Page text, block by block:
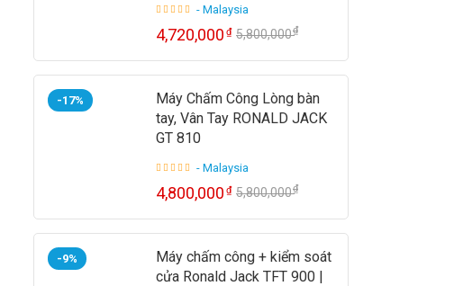
- Malaysia
4,720,000₫ 5,800,000₫
-17%
Máy Chấm Công Lòng bàn
tay, Vân Tay RONALD JACK
GT 810
- Malaysia
4,800,000₫ 5,800,000₫
-9%
Máy chấm công + kiểm soát
cửa Ronald Jack TFT 900 |